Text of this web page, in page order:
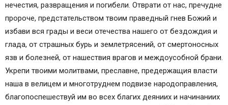
нечестия, развращения и погибели. Отврати от нас, пречудне
пророче, предстательством твоим праведный гнев Божий и
избави вся грады и веси отечества нашего от бездождия и
глада, от страшных бурь и землетрясений, от смертоносных
язв и болезней, от нашествия врагов и междоусобной брани.
Укрепи твоими молитвами, преславне, предержащия власти
наша в велицем и многотруднем подвизе народоправления,
благопоспешествуй им во всех благих деяниих и начинаниих